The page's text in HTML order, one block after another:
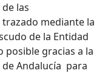
las
mediante la
de la Entidad
posible gracias a la
Andalucía para